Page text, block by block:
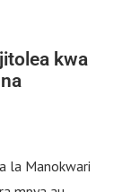
kwa
la Manokwari